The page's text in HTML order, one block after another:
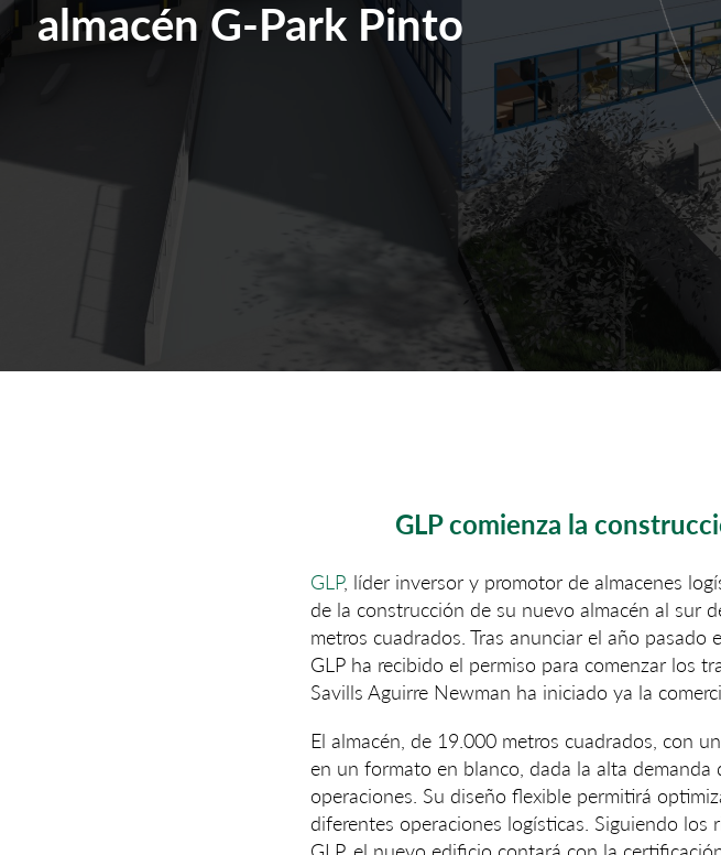
almacén G-Park Pinto
GLP comienza la
GLP, líder inversor y promotor de almacenes
de la construcción de su nuevo almacén al sur
metros cuadrados. Tras anunciar el año
GLP ha recibido el permiso para comenzar los
Savills Aguirre Newman ha iniciado ya la
El almacén, de 19.000 metros cuadrados, con
en un formato en blanco, dada la alta
operaciones. Su diseño flexible permitirá
diferentes operaciones logísticas. Siguiendo